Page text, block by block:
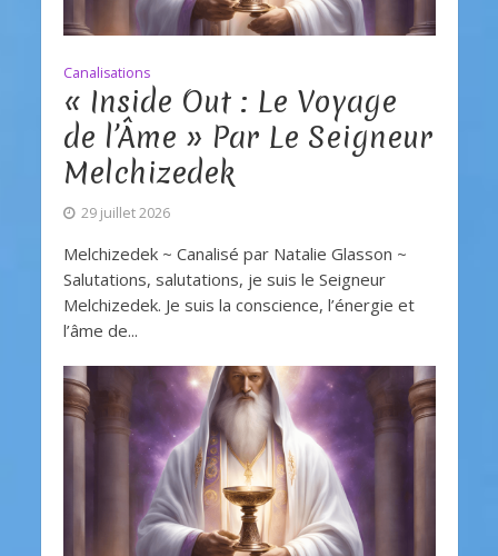
Canalisations
« Inside Out : Le Voyage
de l’Âme » Par Le Seigneur
Melchizedek
29 juillet 2026
Melchizedek ~ Canalisé par Natalie Glasson ~
Salutations, salutations, je suis le Seigneur
Melchizedek. Je suis la conscience, l’énergie et
l’âme de...